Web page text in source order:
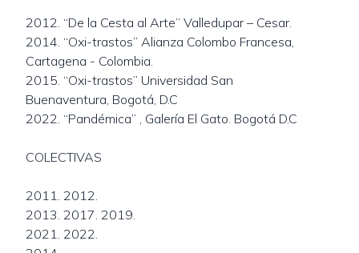
2012. “De la Cesta al Arte” Valledupar – Cesar.
2014. “Oxi-trastos” Alianza Colombo Francesa,
Cartagena - Colombia.
2015. “Oxi-trastos” Universidad San
Buenaventura, Bogotá, D.C
2022. “Pandémica” , Galería El Gato. Bogotá D.C
COLECTIVAS
2011. 2012.
2013. 2017. 2019.
2021. 2022.